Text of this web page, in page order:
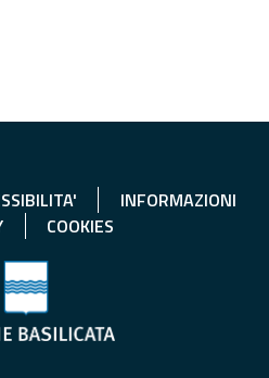
INFORMAZIONI
COOKIES